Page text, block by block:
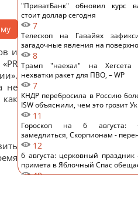
и
не
"ПриватБанк" обновил курс
стоит доллар сегодня
7
Телескоп на Гавайях
загадочные явления на
8
Трамп "наехал" на Хегсета
нехватки ракет для ПВО, – WP
7
КНДР перебросила в Россию
ISW объяснили, чем это грозит
11
Гороскоп на 6 августа:
замедлиться, Скорпионам -
12
6 августа: церковный праздник
примета в Яблочный Спас
49